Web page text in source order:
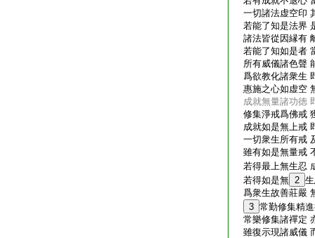
一切諸法虚空印
若能了知是法界
諸法皆從因縁有
若能了知如是者
所有威儀諸色聲
爲欲教化諸衆生
惠施之心如虚空
成就無量諸功徳
修集淨戒爲佛戒
成就如是無上戒
一切衆生所有戒
雖有如是無量戒
若得最上無生忍
若得如是無 2
爲衆生故善莊嚴
3 常勤修集精
常樂修集諸禪定
雖復示現諸威儀